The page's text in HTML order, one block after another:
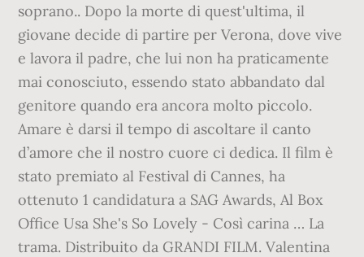
soprano.. Dopo la morte di quest'ultima, il
giovane decide di partire per Verona, dove vive
e lavora il padre, che lui non ha praticamente
mai conosciuto, essendo stato abbandato dal
genitore quando era ancora molto piccolo.
Amare è darsi il tempo di ascoltare il canto
d’amore che il nostro cuore ci dedica. Il film è
stato premiato al Festival di Cannes, ha
ottenuto 1 candidatura a SAG Awards, Al Box
Office Usa She's So Lovely - Così carina … La
trama. Distribuito da GRANDI FILM. Valentina